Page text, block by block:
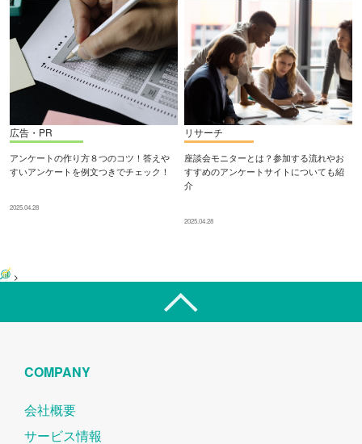
広告・PR
アンケートの作り方８つのコツ！答えや
すいアンケートを例文つきでチェック！
2025.04.28
リサーチ
座談会モニターとは？参加する流れやお
すすめのアンケートサイトについても紹
介
2025.04.28
>
COMPANY
会社概要
サービス情報